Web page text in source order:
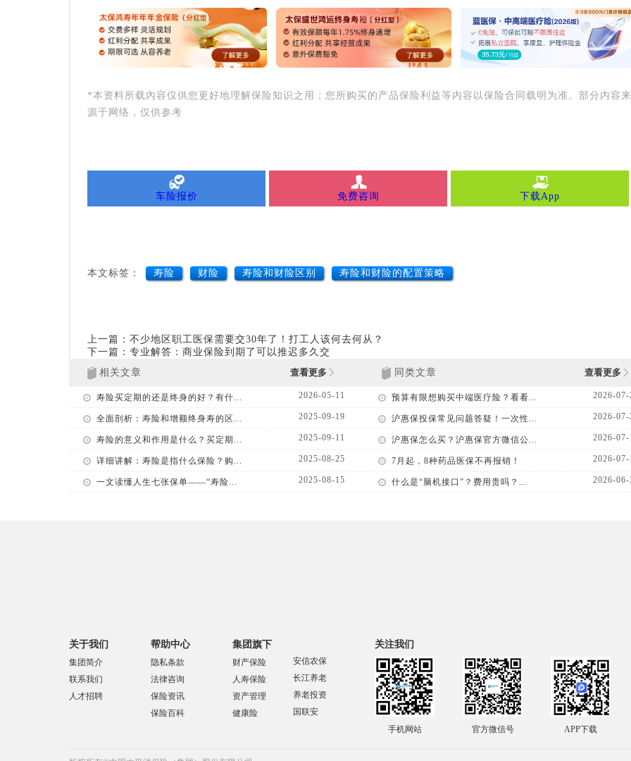
*本资料所载內容仅供您更好地理解保险知识之用；您所购买的产品保险利益等内容以保险合同载明为准。部分内容来
源于网络，仅供参考
车险报价 免费咨询 下载App
本文标签： 寿险 财险 寿险和财险区别 寿险和财险的配置策略
上一篇：不少地区职工医保需要交30年了！打工人该何去何从？
下一篇：专业解答：商业保险到期了可以推迟多久交
相关文章
查看更多
寿险买定期的还是终身的好？有什... 2026-05-11
全面剖析：寿险和增额终身寿的区... 2025-09-19
寿险的意义和作用是什么？买定期... 2025-09-11
详细讲解：寿险是指什么保险？购... 2025-08-25
一文读懂人生七张保单——“寿险... 2025-08-15
同类文章 查看更多
预算有限想购买中端医疗险？看看... 2026-07-
沪惠保投保常见问题答疑！一次性... 2026-07-
沪惠保怎么买？沪惠保官方微信公... 2026-07-
7月起，8种药品医保不再报销！ 2026-07-
什么是“脑机接口”？费用贵吗？... 2026-06-
关于我们
集团简介
联系我们
人才招聘
帮助中心
隐私条款
法律咨询
保险资讯
保险百科
集团旗下
财产保险
人寿保险
资产管理
健康险
安信农保
长江养老
养老投资
国联安
关注我们
手机网站 官方微信号 APP下载